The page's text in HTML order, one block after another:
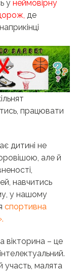
у неймовірну
де
працювати
дитині не
але й
навчитись
у нашому
спортивна
вікторина – це
участь, малята